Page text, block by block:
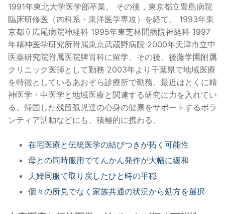
1991年東北大学医学部卒業。 その後，東京都立豊島病院
臨床研修医（内科系・東洋医学専攻）を経て、 1993年東
京都立広尾病院神経科 1995年東芝林間病院神経科 1997
年精神医学研究所附属東京武蔵野病院 2000年天津市立中
医薬研究院附属医院脾胃科に留学、その後、後藤学園附属
クリニック医師として勤務 2003年より千葉県で地域医療
を特徴としているあおぞら診療所で勤務。最近はとくに精
神医学・中医学と地域医療と関連する研究に力を入れてい
る。帰国した残留孤児達の心身の健康をサポートするボラ
ンティア活動などにも、積極的に携わる。
在宅医療と伝統医学の結びつきが拓く可能性
母との同時服用でてんかん発作が大幅に緩和
夫婦同服で取り戻したひと時の平穏
個々の所見でなく家族共通の状況から処方を選択